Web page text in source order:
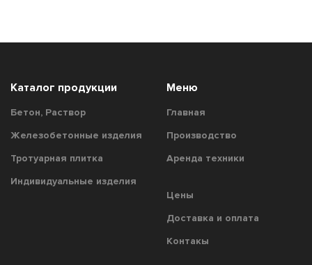
Каталог продукции
Бетон, Раствор
Железобетонные изделия
Тротуарная плитка
Индивидуальные изделия
Меню
Главная
Производство
Аренда техники
Цены
Доставка и оплата
Контакы